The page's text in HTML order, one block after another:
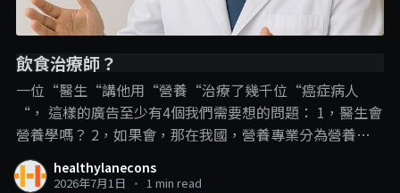
飲食治療師？
一位“醫生“講他用“營養“治療了幾千位“癌症病人
“， 這樣的廣告至少有4個我們需要想的問題： 1，醫生會
營養學嗎？ 2，如果會，那在我國，營養專業分為營養師
和飲食治療師，那他是用哪一個專業內容？ 3，即使是飲
食治療師可以進行疾病的“飲食治療“，但在這裡，飲食
healthylanecons
2026年7月1日 • 1 min read